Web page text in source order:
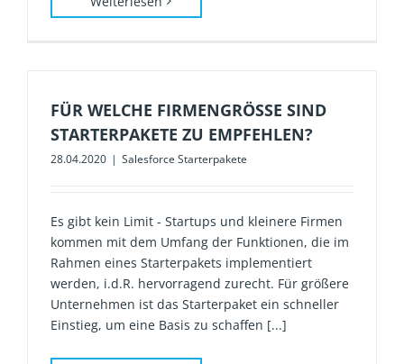
FÜR WELCHE FIRMENGRÖSSE SIND S
TARTERPAKETE ZU EMPFEHLEN?
28.04.2020 | Salesforce Starterpakete
Es gibt kein Limit - Startups und kleinere Firmen
kommen mit dem Umfang der Funktionen, die im
Rahmen eines Starterpakets implementiert
werden, i.d.R. hervorragend zurecht. Für größere
Unternehmen ist das Starterpaket ein schneller
Einstieg, um eine Basis zu schaffen [...]